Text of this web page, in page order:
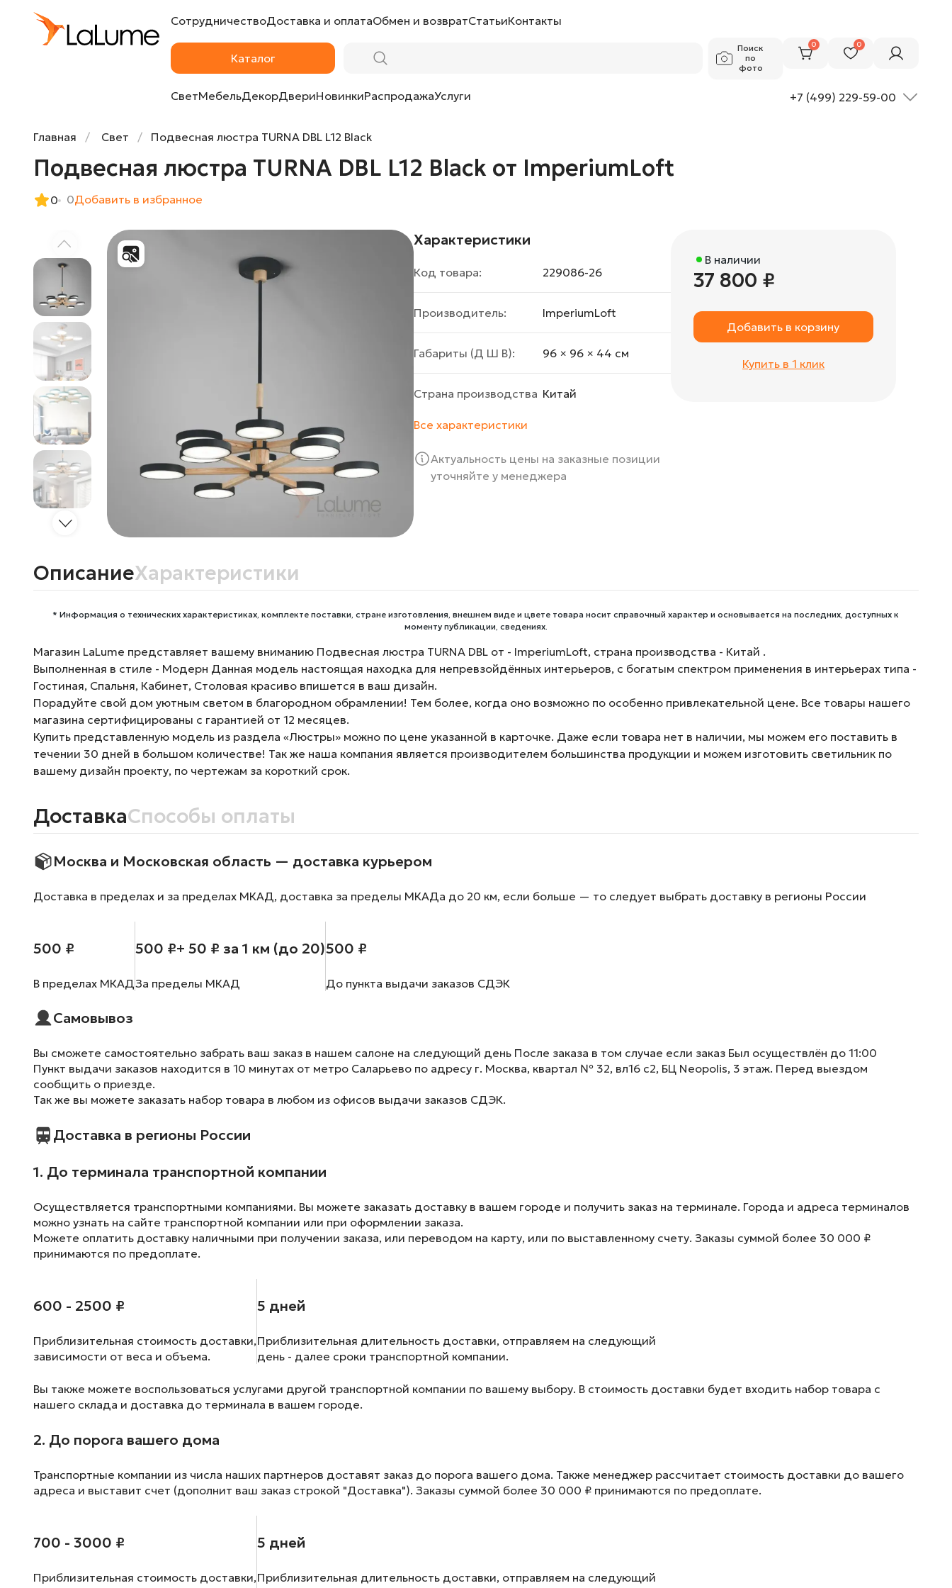
СотрудничествоДоставка и оплатаОбмен и возвратСтатьиКонтакты
Каталог
Поиск
по
фото
0 0
СветМебельДекорДвериНовинкиРаспродажаУслуги +7 (499) 229-59-00
Главная Свет Подвесная люстра TURNA DBL L12 Black
Подвесная люстра TURNA DBL L12 Black от ImperiumLoft
0 0Добавить в избранное
Характеристики
Код товара: 229086-26
Производитель: ImperiumLoft
Габариты (Д Ш В): 96 × 96 × 44 cм
Страна производства Китай
Все характеристики
Актуальность цены на заказные позиции
уточняйте у менеджера
В наличии
37 800 ₽
Добавить в корзину
Купить в 1 клик
ОписаниеХарактеристики
* Информация о технических характеристиках, комплекте поставки, стране изготовления, внешнем виде и цвете товара носит справочный характер и основывается на последних, доступных к
моменту публикации, сведениях.
Магазин LaLume представляет вашему вниманию Подвесная люстра TURNA DBL от - ImperiumLoft, страна производства - Китай .
Выполненная в стиле - Модерн Данная модель настоящая находка для непревзойдённых интерьеров, с богатым спектром применения в интерьерах типа -
Гостиная, Спальня, Кабинет, Столовая красиво впишется в ваш дизайн.
Порадуйте свой дом уютным светом в благородном обрамлении! Тем более, когда оно возможно по особенно привлекательной цене. Все товары нашего
магазина сертифицированы с гарантией от 12 месяцев.
Купить представленную модель из раздела «Люстры» можно по цене указанной в карточке. Даже если товара нет в наличии, мы можем его поставить в
течении 30 дней в большом количестве! Так же наша компания является производителем большинства продукции и можем изготовить светильник по
вашему дизайн проекту, по чертежам за короткий срок.
ДоставкаСпособы оплаты
Москва и Московская область — доставка курьером
Доставка в пределах и за пределах МКАД, доставка за пределы МКАДа до 20 км, если больше — то следует выбрать доставку в регионы России
500 ₽
В пределах МКАД
500 ₽+ 50 ₽ за 1 км (до 20)
За пределы МКАД
500 ₽
До пункта выдачи заказов СДЭК
Самовывоз
Вы сможете самостоятельно забрать ваш заказ в нашем салоне на следующий день После заказа в том случае если заказ Был осуществлён до 11:00
Пункт выдачи заказов находится в 10 минутах от метро Саларьево по адресу г. Москва, квартал № 32, вл16 с2, БЦ Neopolis, 3 этаж. Перед выездом
сообщить о приезде.
Так же вы можете заказать набор товара в любом из офисов выдачи заказов СДЭК.
Доставка в регионы России
1. До терминала транспортной компании
Осуществляется транспортными компаниями. Вы можете заказать доставку в вашем городе и получить заказ на терминале. Города и адреса терминалов
можно узнать на сайте транспортной компании или при оформлении заказа.
Можете оплатить доставку наличными при получении заказа, или переводом на карту, или по выставленному счету. Заказы суммой более 30 000 ₽
принимаются по предоплате.
600 - 2500 ₽
Приблизительная стоимость доставки,
зависимости от веса и объема.
5 дней
Приблизительная длительность доставки, отправляем на следующий
день - далее сроки транспортной компании.
Вы также можете воспользоваться услугами другой транспортной компании по вашему выбору. В стоимость доставки будет входить набор товара с
нашего склада и доставка до терминала в вашем городе.
2. До порога вашего дома
Транспортные компании из числа наших партнеров доставят заказ до порога вашего дома. Также менеджер рассчитает стоимость доставки до вашего
адреса и выставит счет (дополнит ваш заказ строкой "Доставка"). Заказы суммой более 30 000 ₽ принимаются по предоплате.
700 - 3000 ₽
Приблизительная стоимость доставки,
5 дней
Приблизительная длительность доставки, отправляем на следующий
Подвесная люстра TURNA DBL L12 Black от ImperiumLoft